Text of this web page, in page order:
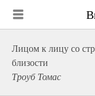
Лицом к лицу со
близости
Троуб Томас